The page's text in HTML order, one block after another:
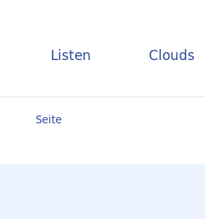
Listen Clouds
Seite